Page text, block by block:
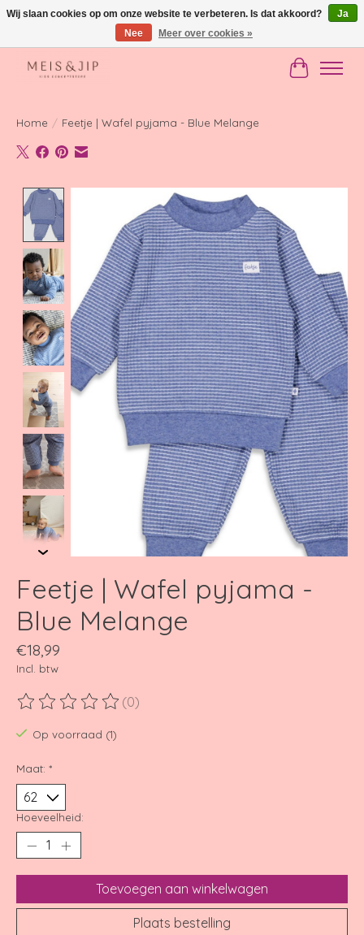
Gratis verzending in NL vanaf €150
Home / Feetje | Wafel pyjama - Blue Melange
Product image slideshow Items
Feetje | Wafel pyjama -
Blue Melange
€18,99
Incl. btw
De beoordeling van dit product is
(0)
Op voorraad (1)
Maat: *
Hoeveelheid:
Toevoegen aan winkelwagen
Plaats bestelling
Wij slaan cookies op om onze website te verbeteren. Is dat akkoord?
Ja
Nee
Meer over cookies »